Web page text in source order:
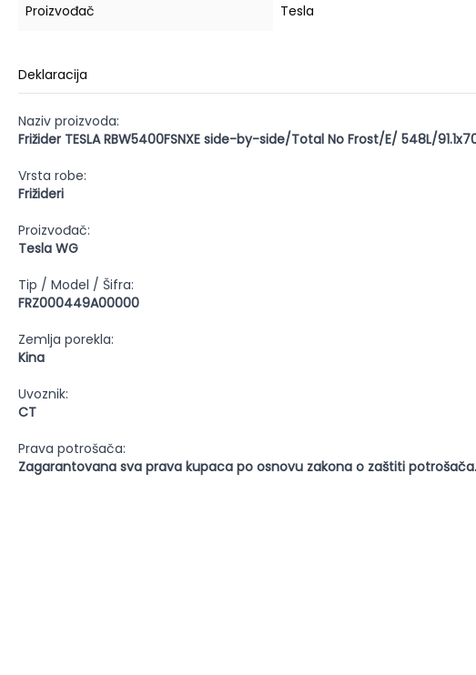
Proizvođač Tesla
Deklaracija
Naziv proizvoda:
Frižider TESLA RBW5400FSNXE side-by-side/Total No Frost/E/ 548L/
Vrsta robe:
Frižideri
Proizvođač:
Tesla WG
Tip / Model / Šifra:
FRZ000449A00000
Zemlja porekla:
Kina
Uvoznik:
CT
Prava potrošača:
Zagarantovana sva prava kupaca po osnovu zakona o zaštiti potrošača.